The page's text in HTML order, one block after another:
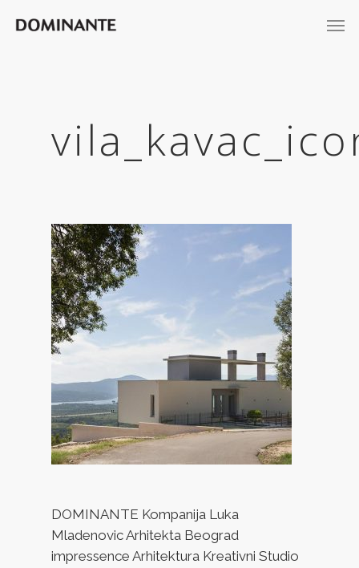
DOMINANTE Kompanija Luka
Mladenovic Arhitekta Beograd
impressence Arhitektura Kreativni Studio